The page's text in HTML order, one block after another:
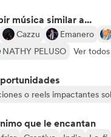
música similar a...
Cazzu Emanero
NATHY PELUSO Ver todos
o reels impactantes
que le encantan